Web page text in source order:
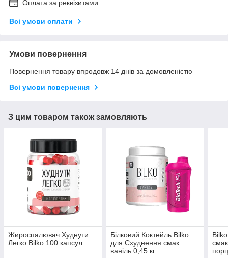
Оплата за реквізитами
Всі умови оплати
Умови повернення
Повернення товару впродовж 14 днів за домовленістю
Всі умови повернення
З цим товаром також замовляють
Жироспалювач Худнути
Легко Bilko 100 капсул
Білковий Коктейль Bilko
для Схуднення смак
ваніль 0,45 кг